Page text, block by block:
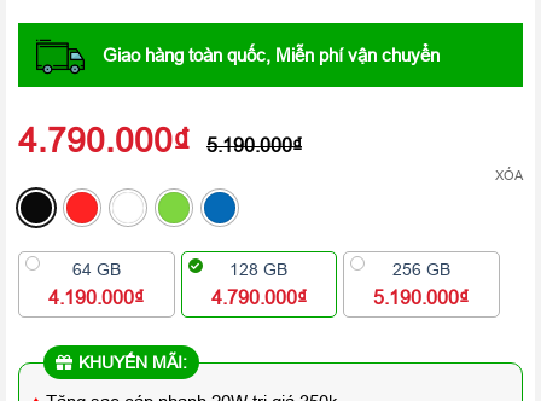
Giao hàng toàn quốc, Miễn phí vận chuyển
4.790.000₫ 5.190.000₫
XÓA
64 GB
4.190.000₫
128 GB
4.790.000₫
256 GB
5.190.000₫
KHUYẾN MÃI: